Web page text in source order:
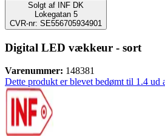
Solgt af
INF DK
Lokegatan 5
CVR-nr: SE556705934901
Digital LED vækkeur - sort
Varenummer: 148381
Dette produkt er blevet bedømt til 1.4 ud